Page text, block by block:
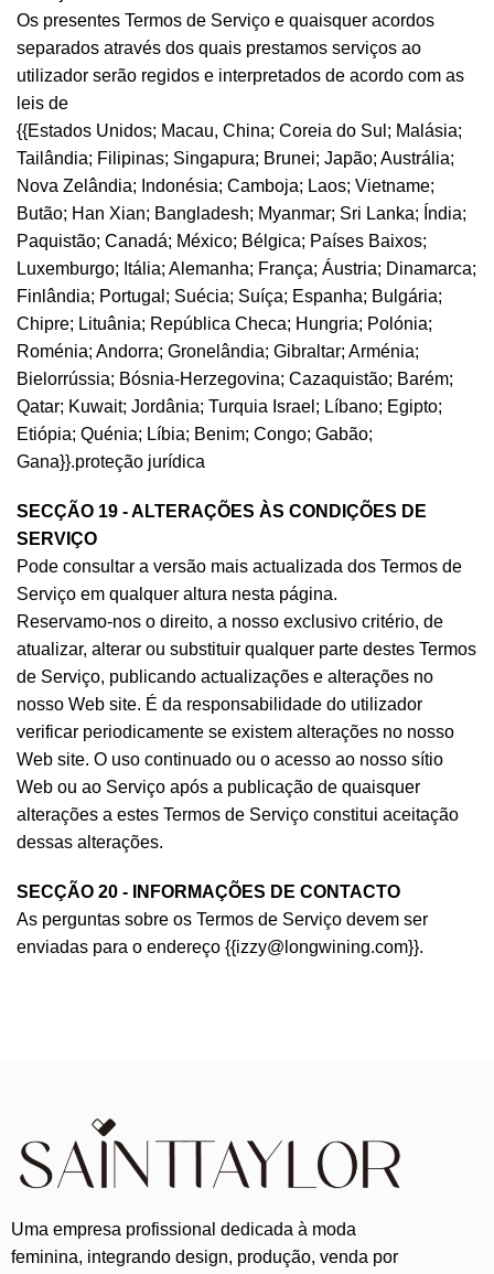
Os presentes Termos de Serviço e quaisquer acordos
separados através dos quais prestamos serviços ao
utilizador serão regidos e interpretados de acordo com as
leis de
{{Estados Unidos; Macau, China; Coreia do Sul; Malásia;
Tailândia; Filipinas; Singapura; Brunei; Japão; Austrália;
Nova Zelândia; Indonésia; Camboja; Laos; Vietname;
Butão; Han Xian; Bangladesh; Myanmar; Sri Lanka; Índia;
Paquistão; Canadá; México; Bélgica; Países Baixos;
Luxemburgo; Itália; Alemanha; França; Áustria; Dinamarca;
Finlândia; Portugal; Suécia; Suíça; Espanha; Bulgária;
Chipre; Lituânia; República Checa; Hungria; Polónia;
Roménia; Andorra; Gronelândia; Gibraltar; Arménia;
Bielorrússia; Bósnia-Herzegovina; Cazaquistão; Barém;
Qatar; Kuwait; Jordânia; Turquia Israel; Líbano; Egipto;
Etiópia; Quénia; Líbia; Benim; Congo; Gabão;
Gana}}.proteção jurídica
SECÇÃO 19 - ALTERAÇÕES ÀS CONDIÇÕES DE
SERVIÇO
Pode consultar a versão mais actualizada dos Termos de
Serviço em qualquer altura nesta página.
Reservamo-nos o direito, a nosso exclusivo critério, de
atualizar, alterar ou substituir qualquer parte destes Termos
de Serviço, publicando actualizações e alterações no
nosso Web site. É da responsabilidade do utilizador
verificar periodicamente se existem alterações no nosso
Web site. O uso continuado ou o acesso ao nosso sítio
Web ou ao Serviço após a publicação de quaisquer
alterações a estes Termos de Serviço constitui aceitação
dessas alterações.
SECÇÃO 20 - INFORMAÇÕES DE CONTACTO
As perguntas sobre os Termos de Serviço devem ser
enviadas para o endereço {{izzy@longwining.com}}.
Uma empresa profissional dedicada à moda
feminina, integrando design, produção, venda por